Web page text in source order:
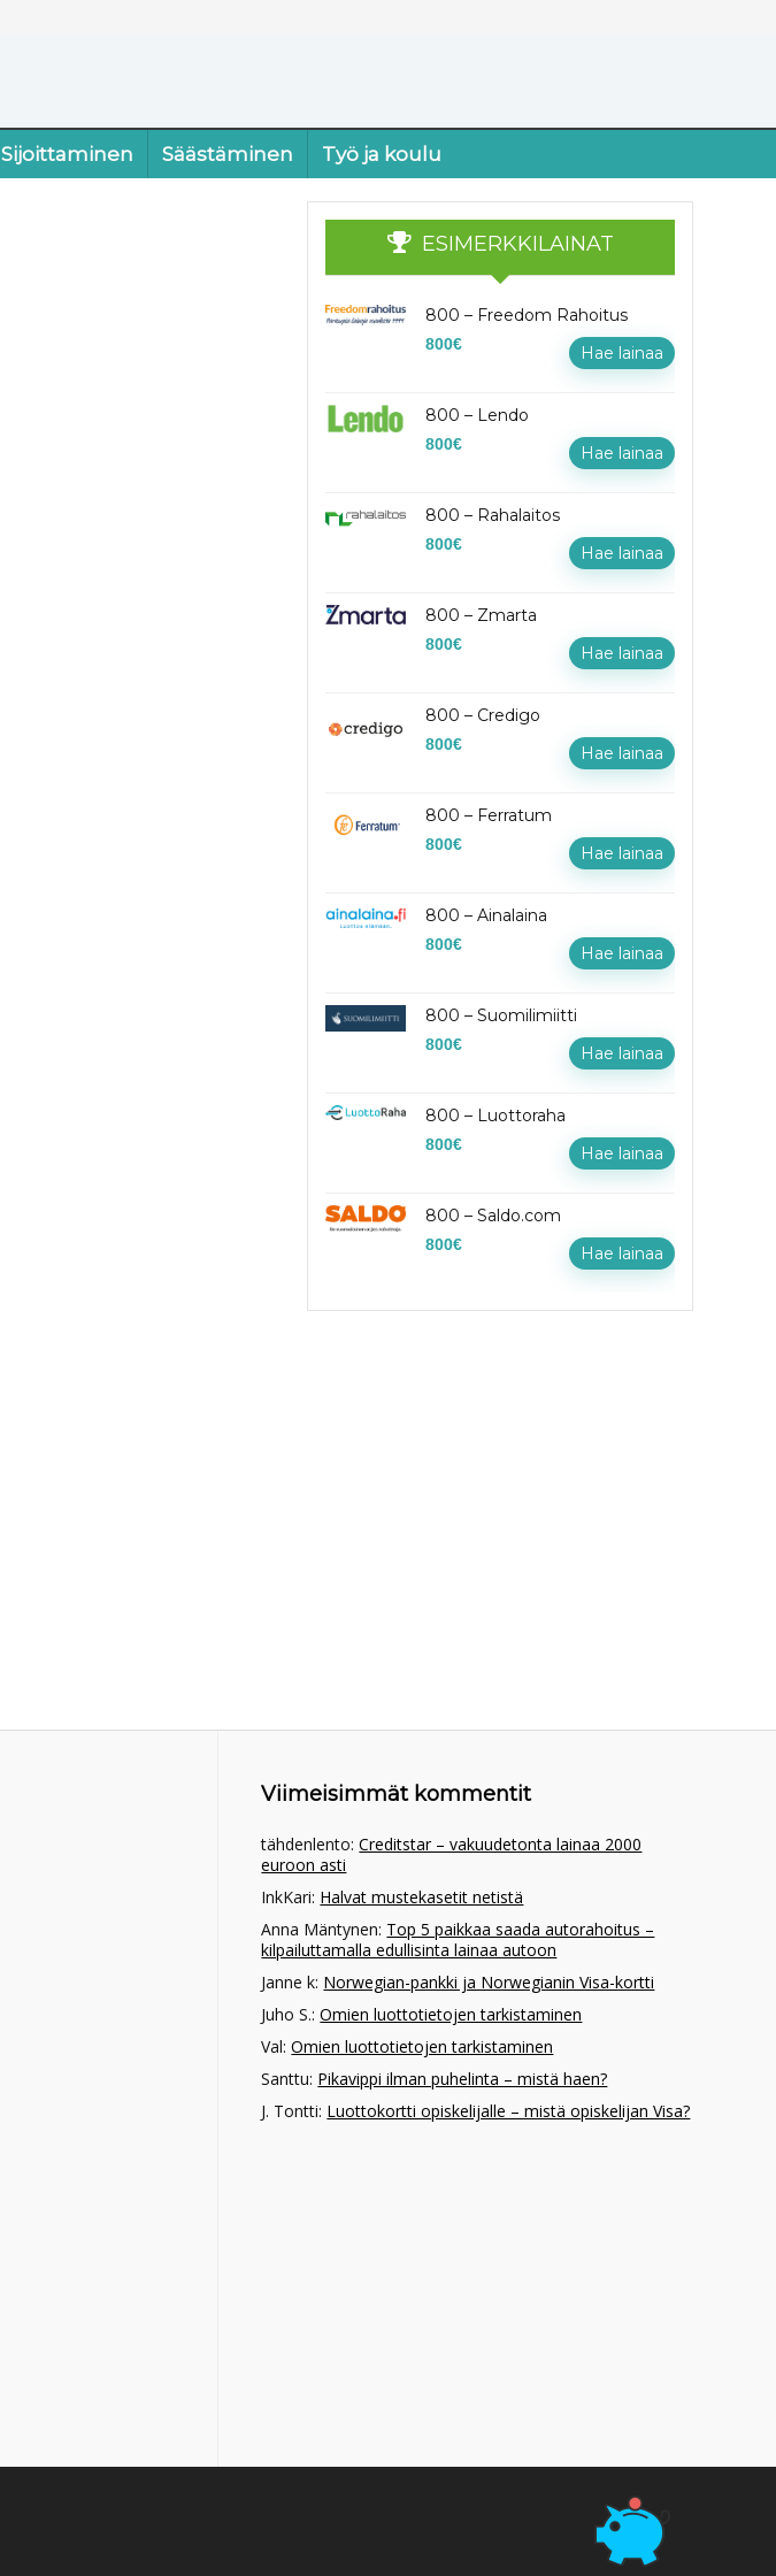
Sijoittaminen Säästäminen Työ ja koulu
ESIMERKKILAINAT
800 – Freedom Rahoitus
800€ Hae lainaa
800 – Lendo
800€ Hae lainaa
800 – Rahalaitos
800€ Hae lainaa
800 – Zmarta
800€ Hae lainaa
800 – Credigo
800€ Hae lainaa
800 – Ferratum
800€ Hae lainaa
800 – Ainalaina
800€ Hae lainaa
800 – Suomilimiitti
800€ Hae lainaa
800 – Luottoraha
800€ Hae lainaa
800 – Saldo.com
800€ Hae lainaa
Viimeisimmät kommentit
tähdenlento:Creditstar – vakuudetonta lainaa 2000
euroon asti
InkKari: Halvat mustekasetit netistä
Anna Mäntynen: Top 5 paikkaa saada autorahoitus –
kilpailuttamalla edullisinta lainaa autoon
Janne k: Norwegian-pankki ja Norwegianin Visa-kortti
Juho S.:Omien luottotietojen tarkistaminen
Val:Omien luottotietojen tarkistaminen
Santtu: Pikavippi ilman puhelinta – mistä haen?
J. Tontti: Luottokortti opiskelijalle – mistä opiskelijan Visa?